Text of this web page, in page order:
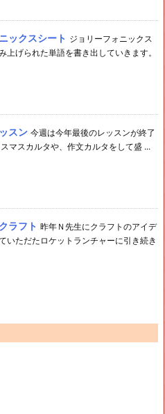
ックスシート ジョリーフォニックス
上げられた単語を書き出していきます。
スン 今週は今年最後のレッスンが終了
マスカルタや、作文カルタをして盛 ...
ラフト 昨年Ｎ先生にクラフトのアイデ
いただたロケットランチャーに引き続き